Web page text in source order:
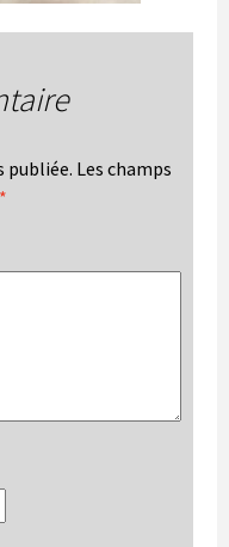
publiée. Les champs
*